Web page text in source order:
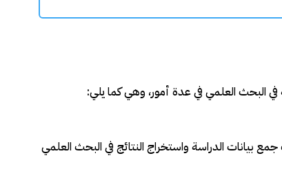
في البحث العلمي في عدة أمور، وهي كما يلي:
بيانات الدراسة واستخراج النتائج في البحث العلمي